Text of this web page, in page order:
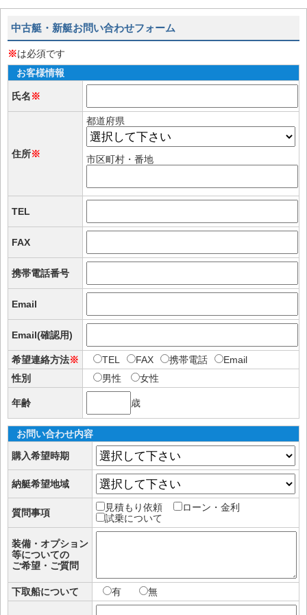
中古艇・新艇お問い合わせフォーム
※は必須です
お客様情報
氏名※
住所※
都道府県
市区町村・番地
TEL
FAX
携帯電話番号
Email
Email(確認用)
希望連絡方法※ TEL FAX 携帯電話
Email
性別
男性 女性
年齢 歳
お問い合わせ内容
購入希望時期
納艇希望地域
質問事項 見積もり依頼
ローン・金利
試乗について
装備・オプション
等についての
ご希望・ご質問
下取船について 有 無